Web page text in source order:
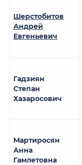
Шерстобитов
Андрей
Евгеньевич
Гадзиян
Степан
Хазаросович
Мартиросян
Анна
Гамлетовна